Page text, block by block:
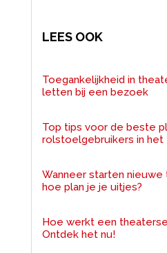
LEES OOK
Toegankelijkheid in
letten bij een bezoek
Top tips voor de beste
rolstoelgebruikers in het
Wanneer starten
hoe plan je je uitjes?
Hoe werkt een
Ontdek het nu!